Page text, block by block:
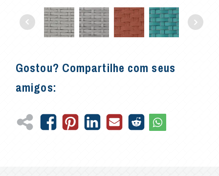
Gostou? Compartilhe com seus
amigos: